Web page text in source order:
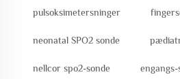
pulsoksimetersninger
neonatal SPO2 sonde
nellcor spo2-sonde engangs-